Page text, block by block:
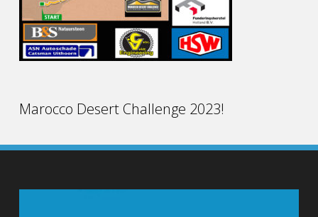
Marocco Desert Challenge 2023!